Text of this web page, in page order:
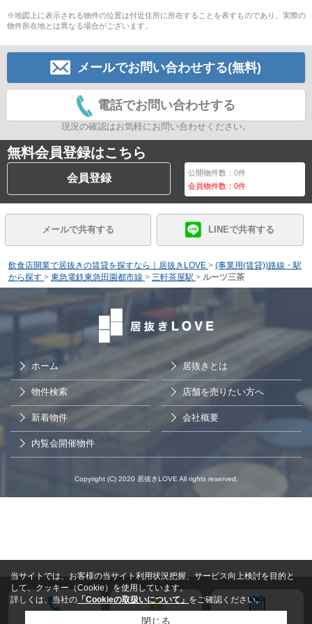
※地図上に表示される物件の位置は付近住所に所在することを表すものであり、実際の
物件所在地とは異なる場合がございます。
メールでお問い合わせする(無料)
電話でお問い合わせする
現況の確認はお気軽にお問い合わせください。
無料会員登録はこちら
会員登録 公開物件数：0件
会員物件数：0件
メールで共有する LINEで共有する
飲食店開業で居抜きの賃貸を探すなら｜居抜きLOVE > (事業用(賃貸))路線・駅
から探す > 東急電鉄東急田園都市線 > 三軒茶屋駅 > ルーツ三茶
ホーム 居抜きとは
物件検索 店舗を売りたい方へ
新着物件 会社概要
内覧会開催物件
会員登録
Copyright (C) 2020 居抜きLOVE All rights reserved.
当サイトでは、お客様の当サイト利用状況把握、サービス向上検討を目的と
して、クッキー（Cookie）を使用しています。
詳しくは、当社の 「Cookieの取扱いについて」 をご確認ください。
閉じる